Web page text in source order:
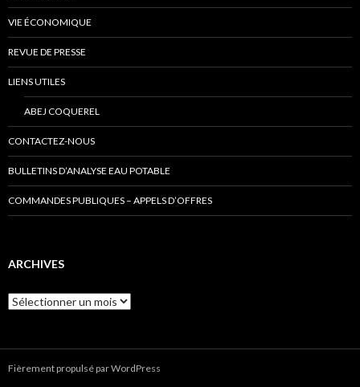
VIE ÉCONOMIQUE
REVUE DE PRESSE
LIENS UTILES
ABEJ COQUEREL
CONTACTEZ-NOUS
BULLETINS D’ANALYSE EAU POTABLE
COMMANDES PUBLIQUES – APPELS D’OFFRES
ARCHIVES
Archives
Fièrement propulsé par WordPress